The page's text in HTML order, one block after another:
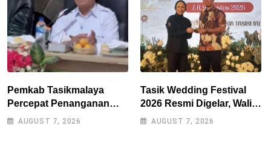
Pemkab Tasikmalaya
Percepat Penanganan
Kekeringan, Sumur Bor
AUGUST 7, 2026
Tasik Wedding Festival
2026 Resmi Digelar, Wali
Kota Optimistis
AUGUST 7, 2026